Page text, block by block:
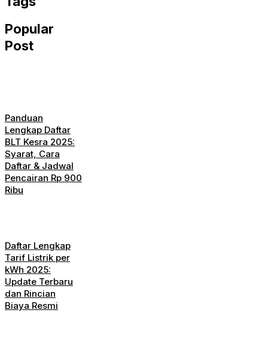
Popular
Post
Panduan
Lengkap Daftar
BLT Kesra 2025:
Syarat, Cara
Daftar & Jadwal
Pencairan Rp 900
Ribu
Daftar Lengkap
Tarif Listrik per
kWh 2025:
Update Terbaru
dan Rincian
Biaya Resmi